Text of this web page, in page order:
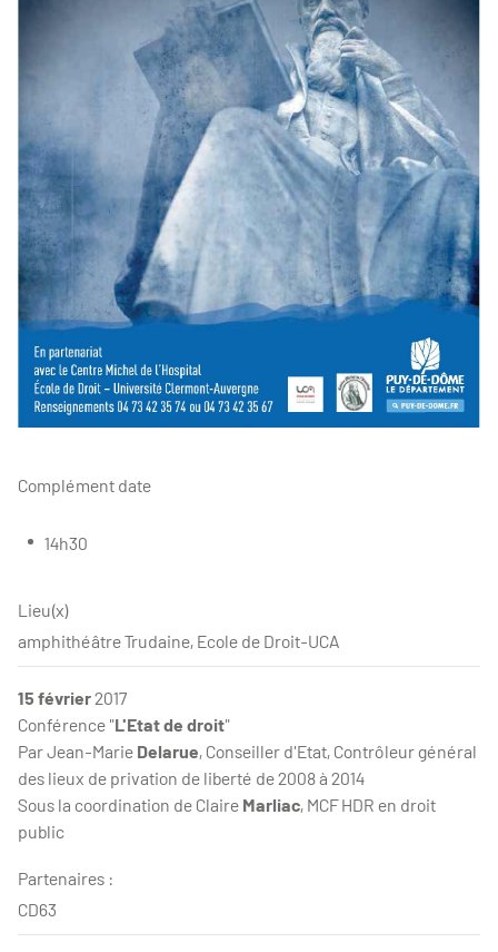
Complément date
14h30
Lieu(x)
amphithéâtre Trudaine, Ecole de Droit-UCA
15 février2017
Conférence "L'Etat de droit"
Par Jean-Marie Delarue, Conseiller d'Etat, Contrôleur général
des lieux de privation de liberté de 2008 à 2014
Sous la coordination de Claire Marliac, MCF HDR en droit
public
Partenaires :
CD63